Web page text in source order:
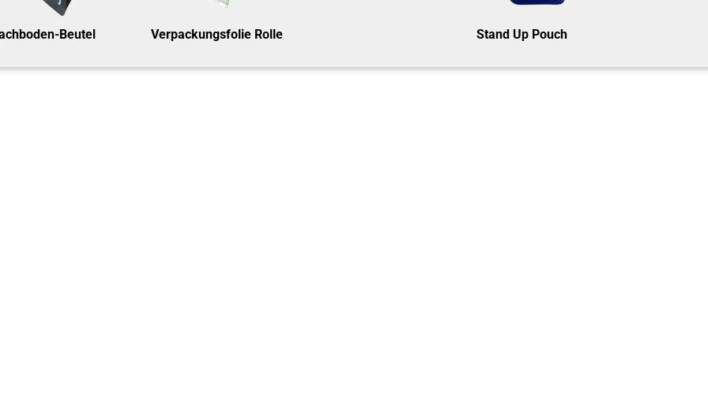
Beutel Verpackungsfolie Rolle Stand Up Pouch